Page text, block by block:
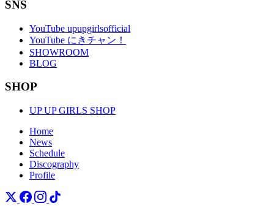
SNS
YouTube upupgirlsofficial
YouTube にきチャン！
SHOWROOM
BLOG
SHOP
UP UP GIRLS SHOP
Home
News
Schedule
Discography
Profile